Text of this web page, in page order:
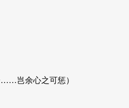
……岂余心之可惩）